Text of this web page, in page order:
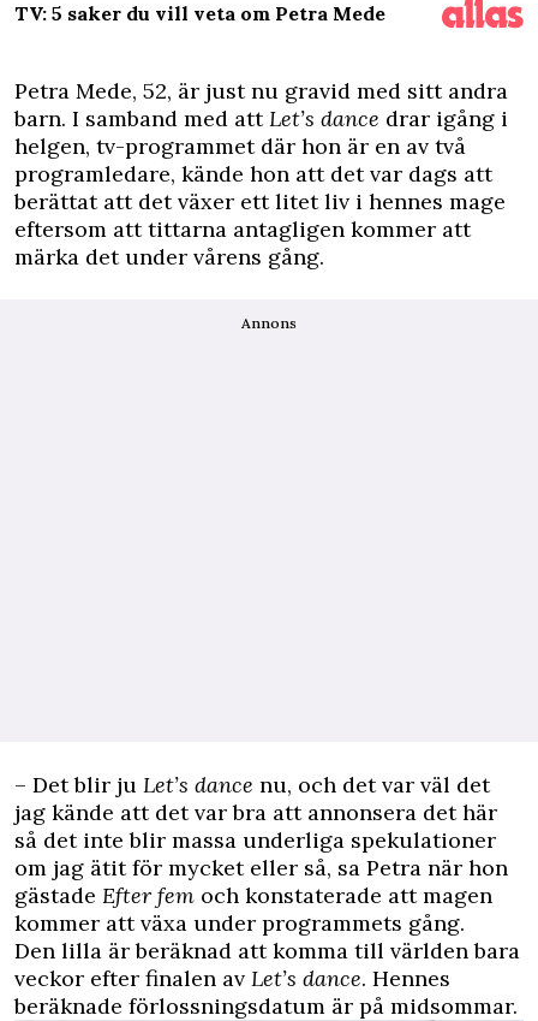
TV: 5 saker du vill veta om Petra Mede
Petra Mede, 52, är just nu gravid med sitt andra
barn. I samband med attLet’s dance drar igång i
helgen, tv-programmet där hon är en av två
programledare, kände hon att det var dags att
berättat att det växer ett litet liv i hennes mage
eftersom att tittarna antagligen kommer att
märka det under vårens gång.
Annons
– Det blir ju Let’s dance nu, och det var väl det
jag kände att det var bra att annonsera det här
så det inte blir massa underliga spekulationer
om jag ätit för mycket eller så, sa Petra när hon
gästade Efter fem och konstaterade att magen
kommer att växa under programmets gång.
Den lilla är beräknad att komma till världen bara
veckor efter finalen av Let’s dance. Hennes
beräknade förlossningsdatum är på midsommar.